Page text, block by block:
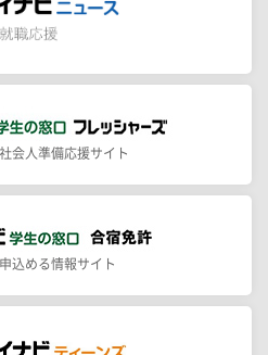
会人準備応援サイト
込める情報サイト